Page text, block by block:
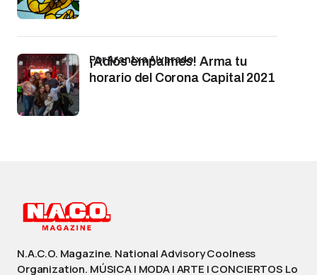
¡Adiós empalmes! Arma tu
horario del Corona Capital 2021
por Arantxa Alvarado
N.A.C.O. Magazine. National Advisory Coolness
Organization. MÚSICA | MODA | ARTE | CONCIERTOS Lo